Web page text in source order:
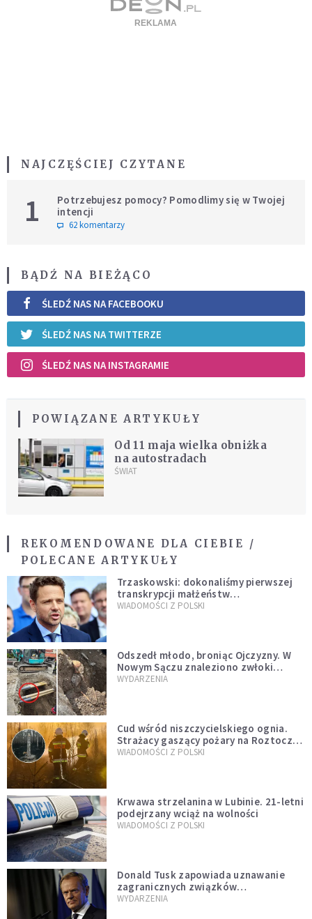
NAJCZĘŚCIEJ CZYTANE
1
Potrzebujesz pomocy? Pomodlimy się w Twojej
intencji
62 komentarzy
BĄDŹ NA BIEŻĄCO
ŚLEDŹ NAS NA FACEBOOKU
ŚLEDŹ NAS NA TWITTERZE
ŚLEDŹ NAS NA INSTAGRAMIE
POWIĄZANE ARTYKUŁY
Od 11 maja wielka obniżka
na autostradach
ŚWIAT
REKOMENDOWANE DLA CIEBIE /
POLECANE ARTYKUŁY
Trzaskowski: dokonaliśmy pierwszej
transkrypcji małżeństw
jednopłciowych. “Tak jak
WIADOMOŚCI Z POLSKI
Odszedł młodo, broniąc Ojczyzny. W
Nowym Sączu znaleziono zwłoki
mężczyzny z czasów potopu
WYDARZENIA
Cud wśród niszczycielskiego ognia.
Strażacy gaszący pożary na Roztoczu
opublikowali niezwykłe zdjęcie
WIADOMOŚCI Z POLSKI
Krwawa strzelanina w Lubinie. 21-letni
podejrzany wciąż na wolności
WIADOMOŚCI Z POLSKI
Donald Tusk zapowiada uznawanie
zagranicznych związków
jednopłciowych. "Państwo oblało ten
WYDARZENIA